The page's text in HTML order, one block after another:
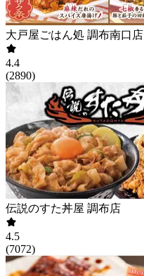
大戸屋ごはん処 調布南口店
4.4
(2890)
伝説のすた丼屋 調布店
4.5
(7072)